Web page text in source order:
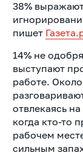
38%
пишет
14% не
выступают
работе. Около
отвлекаясь
когда кто-то
рабочем
сильным